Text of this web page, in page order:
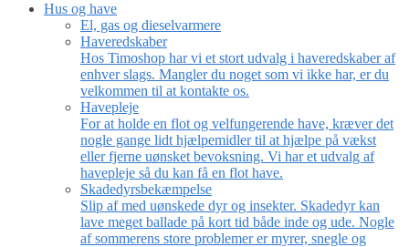
Hus og have
El, gas og dieselvarmere
Haveredskaber
Hos Timoshop har vi et stort udvalg i haveredskaber af
enhver slags. Mangler du noget som vi ikke har, er du
velkommen til at kontakte os.
Havepleje
For at holde en flot og velfungerende have, kræver det
nogle gange lidt hjælpemidler til at hjælpe på vækst
eller fjerne uønsket bevoksning. Vi har et udvalg af
havepleje så du kan få en flot have.
Skadedyrsbekæmpelse
Slip af med uønskede dyr og insekter. Skadedyr kan
lave meget ballade på kort tid både inde og ude. Nogle
af sommerens store problemer er myrer, snegle og